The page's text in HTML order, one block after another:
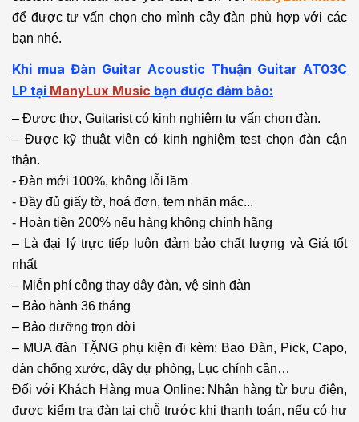
để được tư vấn chọn cho mình cây đàn phù hợp với các
bạn nhé.
Khi mua Đàn Guitar Acoustic Thuận Guitar AT03C
LP tại ManyLux Music bạn được đảm bảo:
– Được thợ, Guitarist có kinh nghiệm tư vấn chọn đàn.
– Được kỹ thuật viên có kinh nghiệm test chọn đàn cận
thận.
- Đàn mới 100%, không lỗi lầm
- Đầy đủ giấy tờ, hoá đơn, tem nhãn mác...
- Hoàn tiền 200% nếu hàng không chính hãng
– Là đại lý trực tiếp luôn đảm bảo chất lượng và Giá tốt
nhất
– Miễn phí công thay dây đàn, vệ sinh đàn
– Bảo hành 36 tháng
– Bảo dưỡng trọn đời
– MUA đàn TẶNG phụ kiện đi kèm: Bao Đàn, Pick, Capo,
dán chống xước, dây dự phòng, Lục chỉnh cần…
Đối với Khách Hàng mua Online: Nhận hàng từ bưu điện,
được kiểm tra đàn tại chỗ trước khi thanh toán, nếu có hư